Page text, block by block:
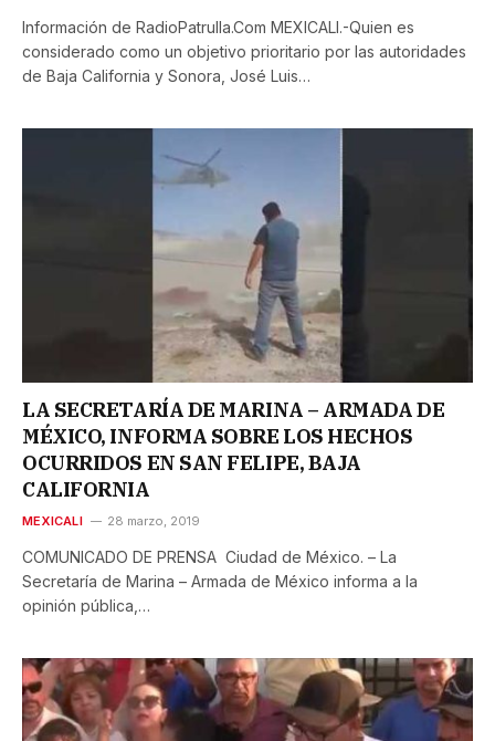
Información de RadioPatrulla.Com MEXICALI.-Quien es
considerado como un objetivo prioritario por las autoridades
de Baja California y Sonora, José Luis…
LA SECRETARÍA DE MARINA – ARMADA DE
MÉXICO, INFORMA SOBRE LOS HECHOS
OCURRIDOS EN SAN FELIPE, BAJA
CALIFORNIA
MEXICALI 28 marzo, 2019
COMUNICADO DE PRENSA Ciudad de México. – La
Secretaría de Marina – Armada de México informa a la
opinión pública,…